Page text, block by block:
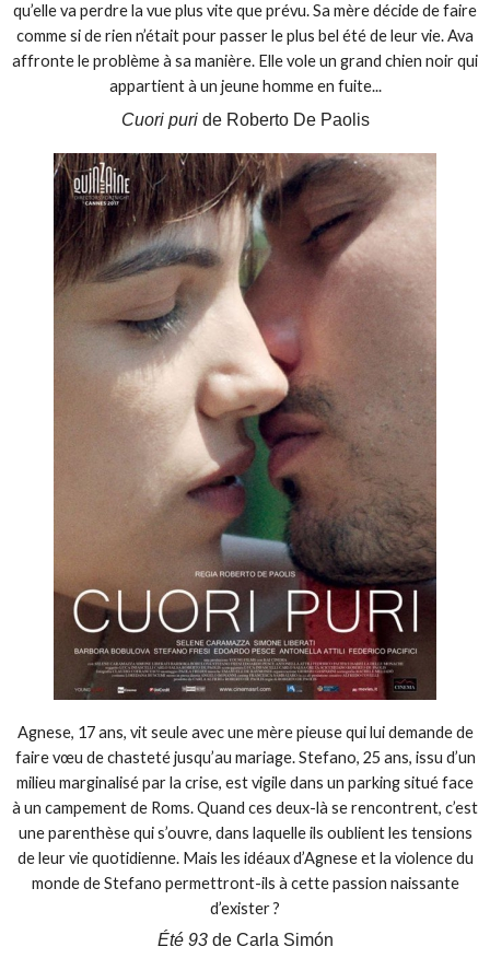
qu’elle va perdre la vue plus vite que prévu. Sa mère décide de faire
comme si de rien n’était pour passer le plus bel été de leur vie. Ava
affronte le problème à sa manière. Elle vole un grand chien noir qui
appartient à un jeune homme en fuite...
Cuori puri de Roberto De Paolis
Agnese, 17 ans, vit seule avec une mère pieuse qui lui demande de
faire vœu de chasteté jusqu’au mariage. Stefano, 25 ans, issu d’un
milieu marginalisé par la crise, est vigile dans un parking situé face
à un campement de Roms. Quand ces deux-là se rencontrent, c’est
une parenthèse qui s’ouvre, dans laquelle ils oublient les tensions
de leur vie quotidienne. Mais les idéaux d’Agnese et la violence du
monde de Stefano permettront-ils à cette passion naissante
d’exister ?
Été 93 de Carla Simón